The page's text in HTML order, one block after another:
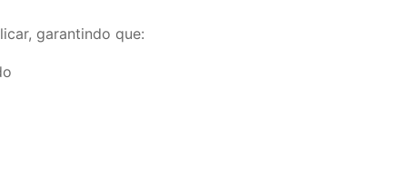
garantindo que: